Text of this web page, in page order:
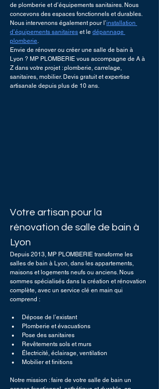
de plomberie et d’équipements sanitaires. Nous
concevons des espaces fonctionnels et durables.
Nous intervenons également pour l’installation
d’équipements sanitaires et le dépannage
plomberie.
Envie de rénover ou créer une salle de bain à
Lyon ? MP PLOMBERIE vous accompagne de A à
Z dans votre projet : plomberie, carrelage,
sanitaires, mobilier. Devis gratuit et expertise
artisanale depuis plus de 10 ans.
Votre artisan pour la
rénovation de salle de bain à
Lyon
Depuis 2013, MP PLOMBERIE transforme les
salles de bain à Lyon, dans les appartements,
maisons et logements neufs ou anciens. Nous
sommes spécialisés dans la création et rénovation
complète, avec un service clé en main qui
comprend :
Dépose de l’existant
Plomberie et évacuations
Pose des sanitaires
Revêtements sols et murs
Électricité, éclairage, ventilation
Mobilier et finitions
Notre mission : faire de votre salle de bain un